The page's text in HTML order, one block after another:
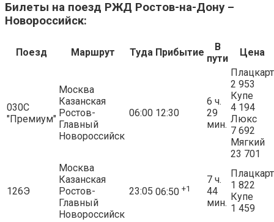
Билеты на поезд РЖД Ростов-на-Дону –
Новороссийск:
Поезд Маршрут Туда Прибытие
В
пути
Цена
030С
"Премиум"
Москва
Казанская
Ростов-
Главный
Новороссийск
06:00 12:30
6 ч.
29
мин.
Плацкарт
2 953
Купе
4 194
Люкс
7 692
Мягкий
23 701
126Э
Москва
Казанская
Ростов-
Главный
Новороссийск
23:05 06:50 +1
7 ч.
44
мин.
Плацкарт
1 822
Купе
1 459